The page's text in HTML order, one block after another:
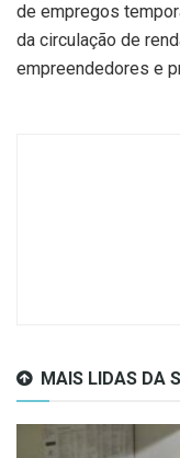
de empregos
da circulação de
empreendedores e
MAIS LIDAS DA